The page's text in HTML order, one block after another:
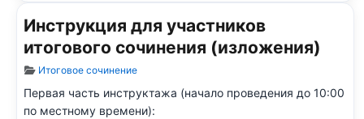
Инструкция для участников
итогового сочинения (изложения)
Информация о материале
Итоговое сочинение
Первая часть инструктажа (начало проведения до 10:00
по местному времени):